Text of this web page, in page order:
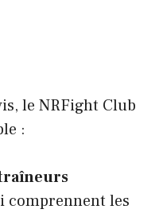
le NRFight Club
:
comprennent les